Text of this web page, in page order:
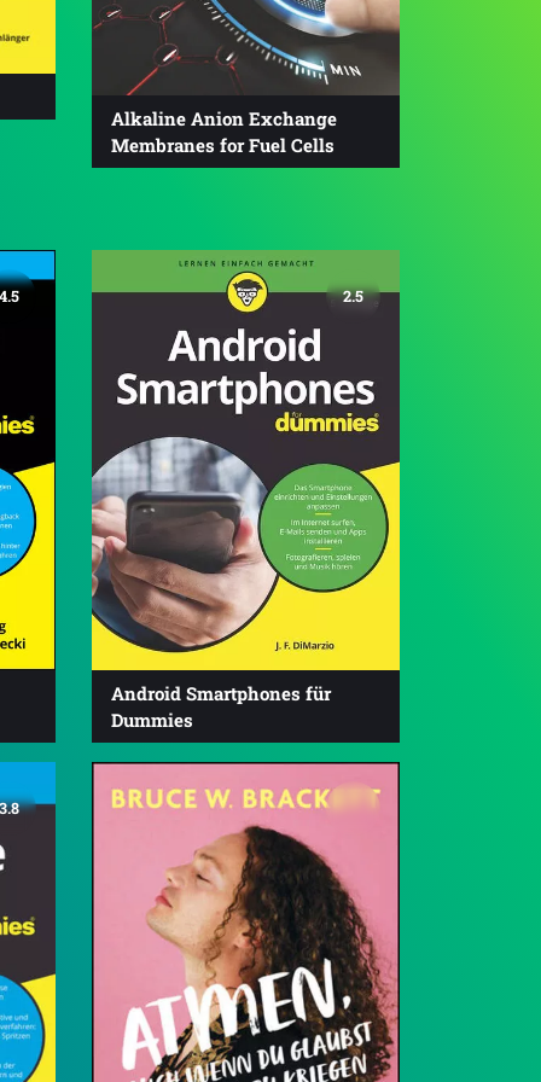
Alkaline Anion Exchange
Membranes for Fuel Cells
4.5 2.5
Android Smartphones für
Dummies
3.8